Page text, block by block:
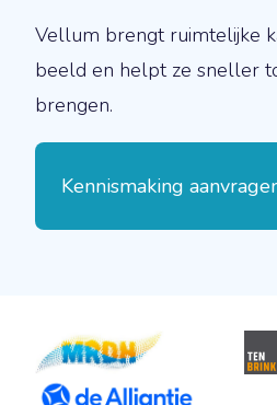
Vellum brengt ruimtelijke
beeld en helpt ze sneller
brengen.
Kennismaking